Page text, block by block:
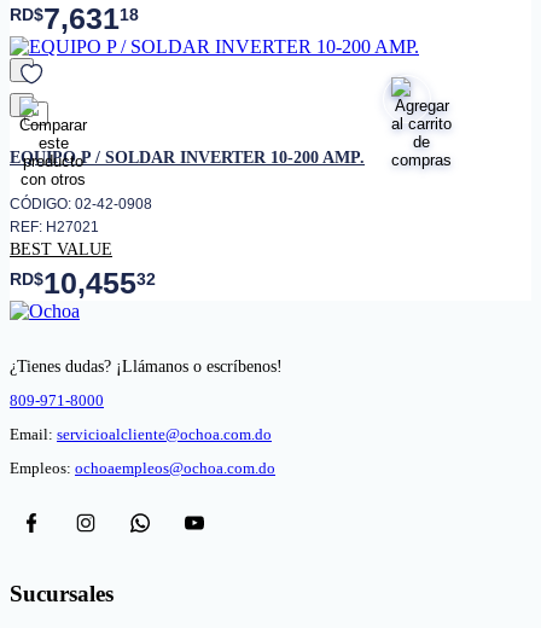
RD$7,63118
favorito
EQUIPO P / SOLDAR INVERTER 10-200 AMP.
CÓDIGO: 02-42-0908
REF: H27021
BEST VALUE
RD$10,45532
¿Tienes dudas? ¡Llámanos o escríbenos!
809-971-8000
Email: servicioalcliente@ochoa.com.do
Empleos: ochoaempleos@ochoa.com.do
Sucursales